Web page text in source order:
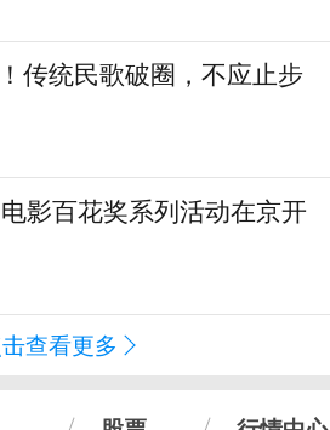
传统民歌破圈，不应止步
影百花奖系列活动在京开
查看更多